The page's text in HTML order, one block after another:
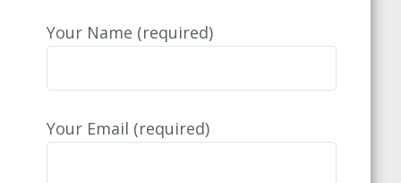
Your Name (required)
Your Email (required)